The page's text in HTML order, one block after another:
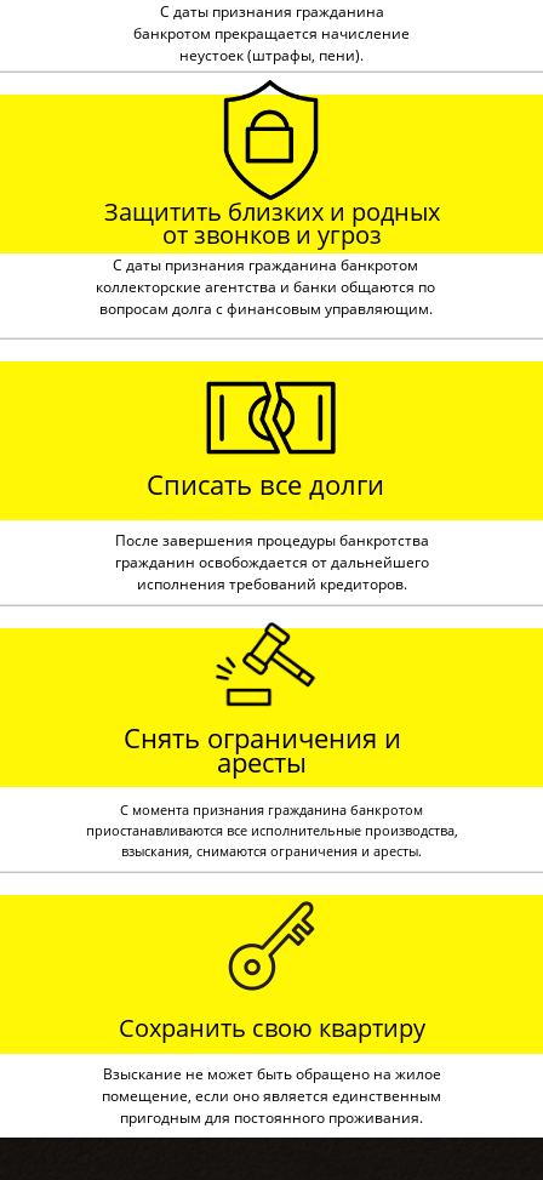
С даты признания гражданина
банкротом прекращается начисление
неустоек (штрафы, пени).
Защитить близких и родных
от звонков и угроз
С даты признания гражданина банкротом
коллекторские агентства и банки общаются по
вопросам долга с финансовым управляющим.
Списать все долги
После завершения процедуры банкротства
гражданин освобождается от дальнейшего
исполнения требований кредиторов.
Снять ограничения и
аресты
С момента признания гражданина банкротом
приостанавливаются все исполнительные производства,
взыскания, снимаются ограничения и аресты.
Сохранить свою квартиру
Взыскание не может быть обращено на жилое
помещение, если оно является единственным
пригодным для постоянного проживания.